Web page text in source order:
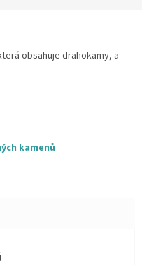
obsahuje drahokamy, a
kamenů